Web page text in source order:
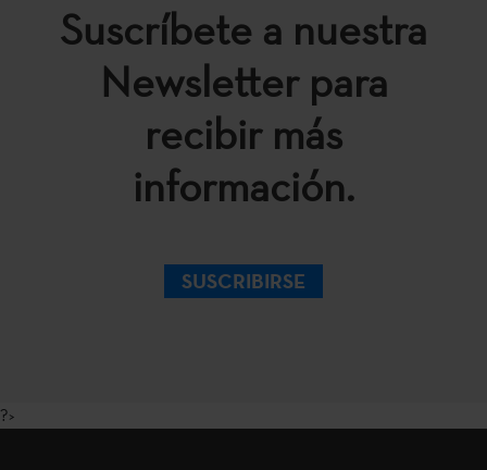
Suscríbete a nuestra
Newsletter para
recibir más
información.
SUSCRIBIRSE
?>